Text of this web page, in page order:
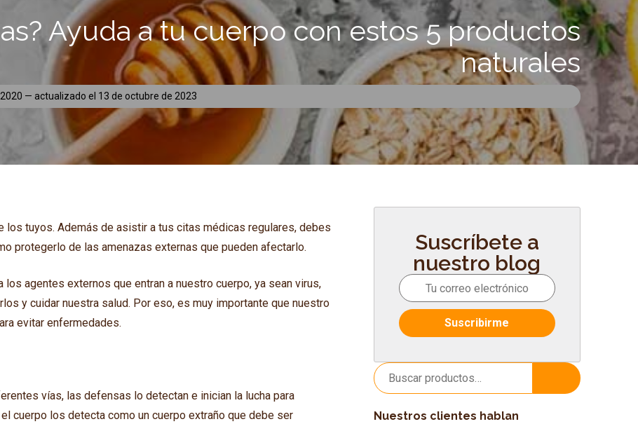
Ayuda a tu cuerpo con estos 5 productos
naturales
— actualizado el 13 de octubre de 2023
los tuyos. Además de asistir a tus citas médicas regulares, debes
protegerlo de las amenazas externas que pueden afectarlo.
agentes externos que entran a nuestro cuerpo, ya sean virus,
y cuidar nuestra salud. Por eso, es muy importante que nuestro
evitar enfermedades.
vías, las defensas lo detectan e inician la lucha para
cuerpo los detecta como un cuerpo extraño que debe ser
Suscríbete a
nuestro blog
Buscar
por:
Nuestros clientes hablan